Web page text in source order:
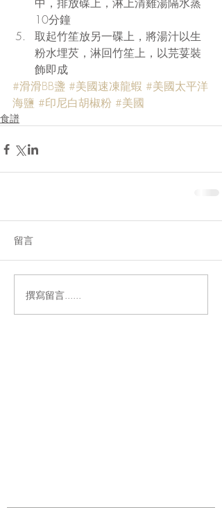
10分鐘
取起竹笙放另一碟上，將湯汁以生
粉水埋芡，淋回竹笙上，以芫荽裝
飾即成
#滑滑BB盞 #美國速凍龍蝦 #美國太平洋
海鹽 #印尼白胡椒粉 #美國
食譜
留言
撰寫留言......